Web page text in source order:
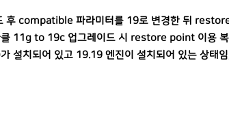
후 compatible 파라미터를 19로 변경한 뒤
클 11g to 19c 업그레이드 시 restore point 이용
설치되어 있고 19.19 엔진이 설치되어 있는 상태